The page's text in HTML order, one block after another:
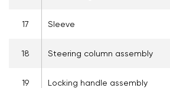
17 Sleeve
18 Steering column assembly
19 Locking handle assembly